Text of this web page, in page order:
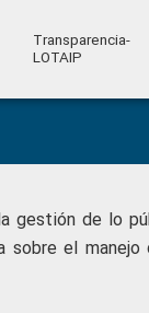
Transparencia-
LOTAIP
gestión de lo
sobre el manejo